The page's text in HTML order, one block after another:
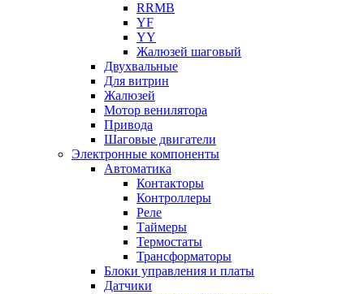
RRMB
YF
YY
Жалюзей шаговый
Двухвальные
Для витрин
Жалюзей
Мотор венилятора
Привода
Шаговые двигатели
Электронные компоненты
Автоматика
Контакторы
Контроллеры
Реле
Таймеры
Термостаты
Трансформаторы
Блоки управления и платы
Датчики